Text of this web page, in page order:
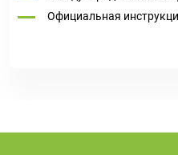
Официальная